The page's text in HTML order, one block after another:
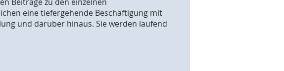
eine tiefergehende Beschäftigung mit
und darüber hinaus. Sie werden laufend